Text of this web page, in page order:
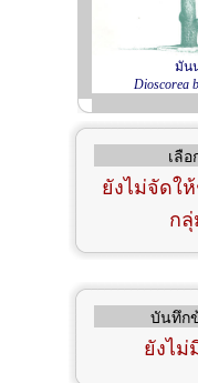
มัน
Dioscorea
เลือ
ยังไม่จัดใ
กลุ่
บันทึก
ยังไม่